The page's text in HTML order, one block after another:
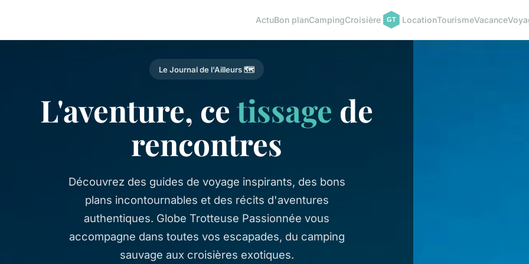
ActuBon planCampingCroisière LocationTourismeVacance
Le Journal de l'Ailleurs 🗺️
L'aventure, cetissage de
rencontres
Découvrez des guides de voyage inspirants, des bons
plans incontournables et des récits d'aventures
authentiques. Globe Trotteuse Passionnée vous
accompagne dans toutes vos escapades, du camping
sauvage aux croisières exotiques.